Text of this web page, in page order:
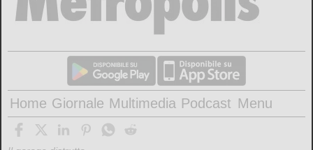
Home Giornale Multimedia Podcast Menu